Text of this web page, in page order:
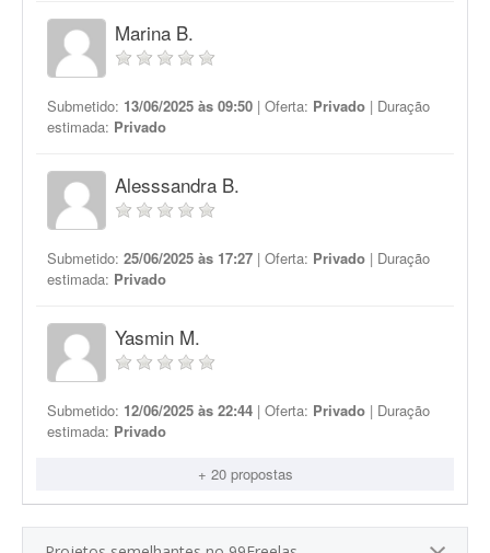
Marina B.
Submetido: 13/06/2025 às 09:50 | Oferta: Privado | Duração
estimada: Privado
Alesssandra B.
Submetido: 25/06/2025 às 17:27 | Oferta: Privado | Duração
estimada: Privado
Yasmin M.
Submetido: 12/06/2025 às 22:44 | Oferta: Privado | Duração
estimada: Privado
+ 20 propostas